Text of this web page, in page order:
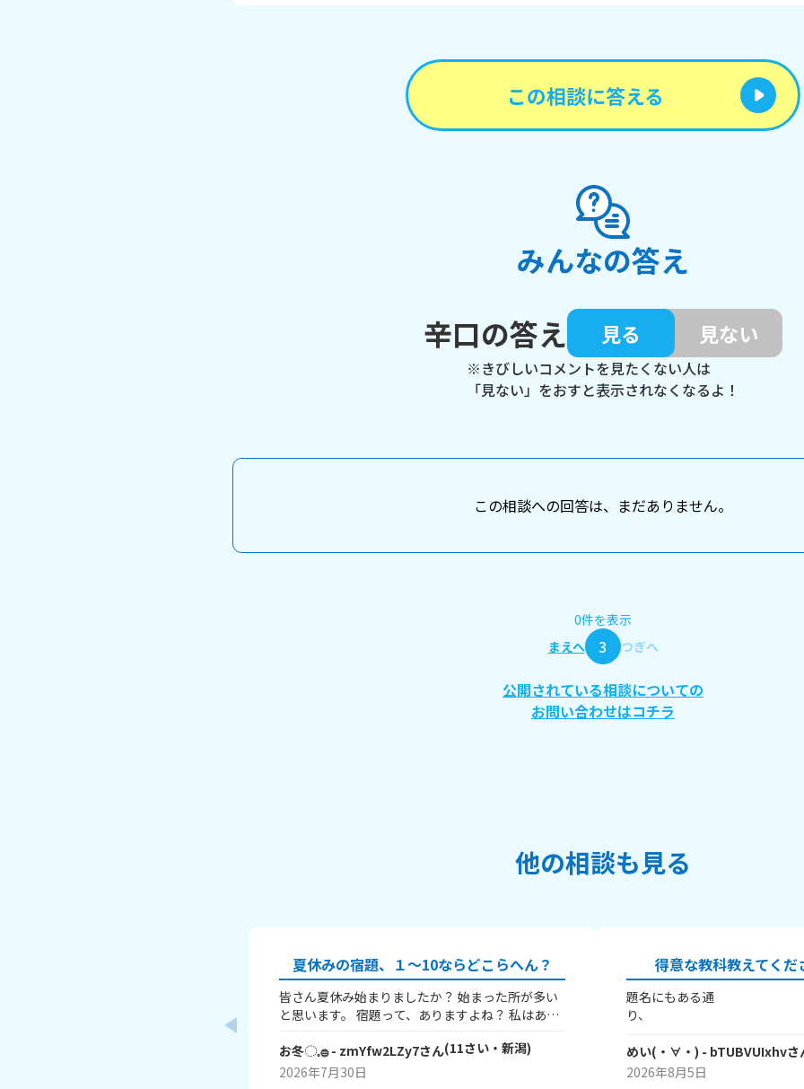
この相談に答える
みんなの答え
辛口の答え
見る 見ない
※きびしいコメントを見たくない人は
「見ない」をおすと表示されなくなるよ！
この相談への回答は、まだありません。
0件を表示
まえへ
3 つぎへ
公開されている相談についての
お問い合わせはコチラ
他の相談も見る
夏休みの宿題、１～10ならどこらへん？
皆さん夏休み始まりましたか？ 始まった所が多い
と思います。 宿題って、ありますよね？ 私はあり
したか？ 1はまだ終わってないで、10は全部終わ
ったということです！ 私は6です！ワークと習字と
お冬◌𓈒𓐍- zmYfw2LZy7さん(11さい・ 新潟)
2026年7月30日
得意な教科教えてく
題名にもある通
り、 皆
(^^) ちなみに私は理
♪ 実験
めい(・∀・) - bTUBVUIxhvさ
2026年8月5日